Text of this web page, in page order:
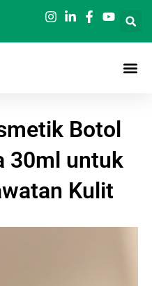
Botol
30ml untuk
Kulit